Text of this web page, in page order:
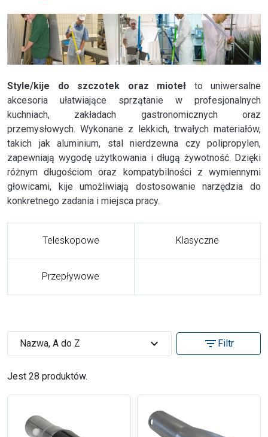
Style/kije do szczotek oraz mioteł to uniwersalne
akcesoria ułatwiające sprzątanie w profesjonalnych
kuchniach, zakładach gastronomicznych oraz
przemysłowych. Wykonane z lekkich, trwałych materiałów,
takich jak aluminium, stal nierdzewna czy polipropylen,
zapewniają wygodę użytkowania i długą żywotność. Dzięki
różnym długościom oraz kompatybilności z wymiennymi
głowicami, kije umożliwiają dostosowanie narzędzia do
konkretnego zadania i miejsca pracy.
Teleskopowe Klasyczne
Przepływowe
Jest 28 produktów.
Nazwa, A do Z expand_more filter_list Filtr